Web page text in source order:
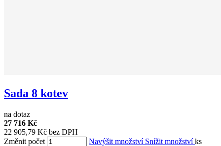
Sada 8 kotev
na dotaz
27 716 Kč
22 905,79 Kč bez DPH
Změnit počet
Navýšit množství Snížit množstvíks